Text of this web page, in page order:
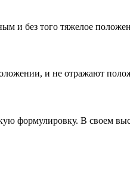
и без того тяжелое
и не отражают
формулировку. В своем